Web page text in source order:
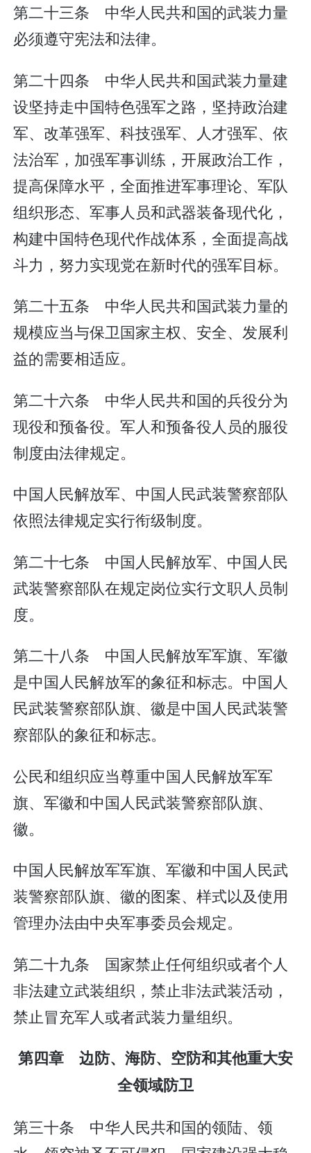
第二十三条 中华人民共和国的武装力量
必须遵守宪法和法律。
第二十四条 中华人民共和国武装力量建
设坚持走中国特色强军之路，坚持政治建
军、改革强军、科技强军、人才强军、依
法治军，加强军事训练，开展政治工作，
提高保障水平，全面推进军事理论、军队
组织形态、军事人员和武器装备现代化，
构建中国特色现代作战体系，全面提高战
斗力，努力实现党在新时代的强军目标。
第二十五条 中华人民共和国武装力量的
规模应当与保卫国家主权、安全、发展利
益的需要相适应。
第二十六条 中华人民共和国的兵役分为
现役和预备役。军人和预备役人员的服役
制度由法律规定。
中国人民解放军、中国人民武装警察部队
依照法律规定实行衔级制度。
第二十七条 中国人民解放军、中国人民
武装警察部队在规定岗位实行文职人员制
度。
第二十八条 中国人民解放军军旗、军徽
是中国人民解放军的象征和标志。中国人
民武装警察部队旗、徽是中国人民武装警
察部队的象征和标志。
公民和组织应当尊重中国人民解放军军
旗、军徽和中国人民武装警察部队旗、
徽。
中国人民解放军军旗、军徽和中国人民武
装警察部队旗、徽的图案、样式以及使用
管理办法由中央军事委员会规定。
第二十九条 国家禁止任何组织或者个人
非法建立武装组织，禁止非法武装活动，
禁止冒充军人或者武装力量组织。
第四章 边防、海防、空防和其他重大安
全领域防卫
第三十条 中华人民共和国的领陆、领